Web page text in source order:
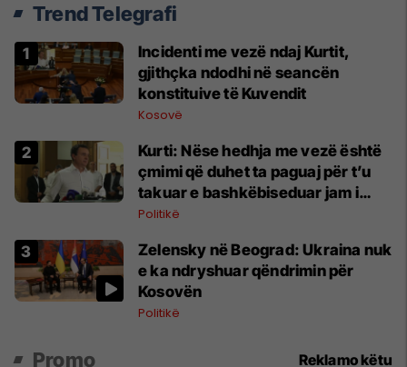
Trend Telegrafi
Incidenti me vezë ndaj Kurtit,
gjithçka ndodhi në seancën
konstituive të Kuvendit
Kosovë
Kurti: Nëse hedhja me vezë është
çmimi që duhet ta paguaj për t’u
takuar e bashkëbiseduar jam i
lumtur ta bëj këtë
Politikë
Zelensky në Beograd: Ukraina nuk
e ka ndryshuar qëndrimin për
Kosovën
Politikë
Promo Reklamo këtu